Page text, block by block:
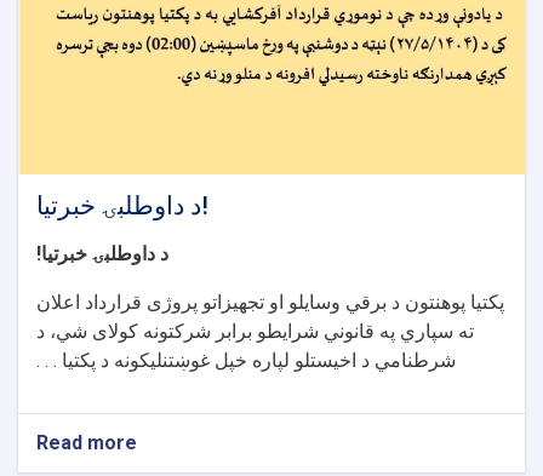
د داوطلبۍ خبرتیا!
د داوطلبۍ خبرتیا!
پکتیا پوهنتون د برقي وسايلو او تجهیزاتو پروژی قرارداد اعلان
ته سپاري په قانوني شرايطو برابر شركتونه کولای شي، د
شرطنامي د اخیستلو لپاره خپل غوښتنلیکونه د پکتیا . . .
Read more
د